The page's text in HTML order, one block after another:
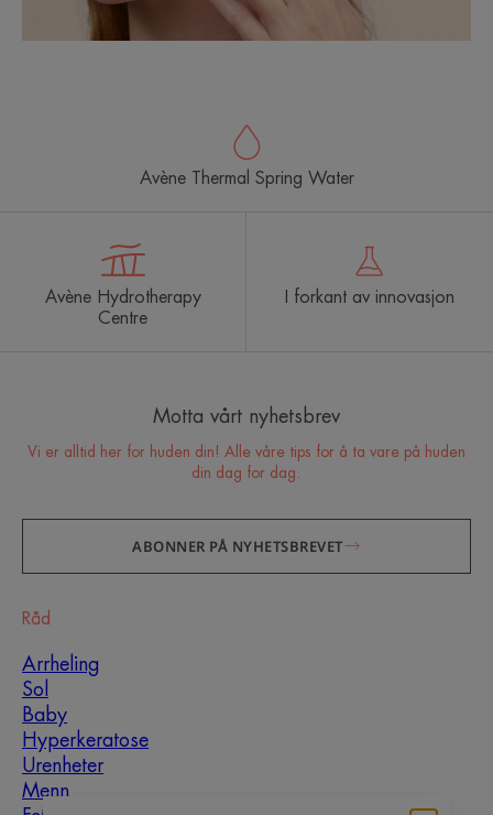
Avène Thermal Spring Water
Avène Hydrotherapy
Centre
I forkant av innovasjon
Motta vårt nyhetsbrev
Vi er alltid her for huden din! Alle våre tips for å ta vare på huden
din dag for dag.
ABONNER PÅ NYHETSBREVET
Råd
Arrheling
Sol
Baby
Hyperkeratose
Urenheter
Menn